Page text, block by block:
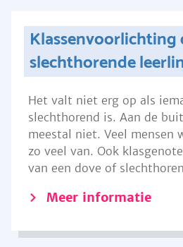
Klassenvoorlichting
slechthorende
Het valt niet erg op als
slechthorend is. Aan de
meestal niet. Veel mensen
zo veel van. Ook
van een dove of
Meer informatie